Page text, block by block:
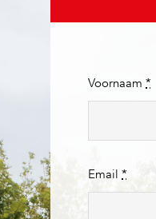
Voornaam*
Email*